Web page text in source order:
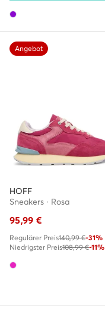
Angebot
HOFF
Sneakers · Rosa
95,99 €
Regulärer Preis140,99 €-31%
Niedrigster Preis108,99 €-11%